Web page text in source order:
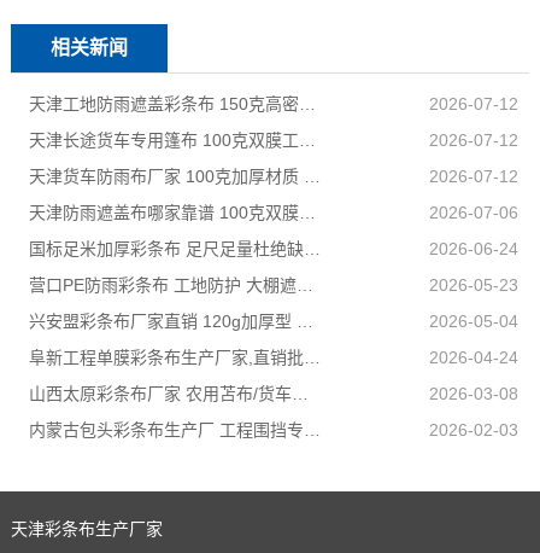
相关新闻
天津工地防雨遮盖彩条布 150克高密度 基建施工防尘防水
2026-07-12
2026-07-12
2026-07-12
天津防雨遮盖布哪家靠谱 100克双膜加厚款适配高栏货车长途盖货
2026-07-06
国标足米加厚彩条布 足尺足量杜绝缺尺少米
2026-06-24
营口PE防雨彩条布 工地防护 大棚遮盖 3×50米 耐寒耐用
2026-05-23
2026-05-04
2026-04-24
山西太原彩条布厂家 农用苫布/货车篷布 支持来样加工定制
2026-03-08
2026-02-03
天津彩条布生产厂家